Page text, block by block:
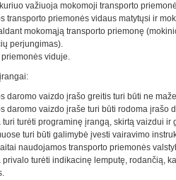
važiuoja mokomoji transporto
transporto priemonės vidaus matytųsi ir
mokomąją transporto priemonę
perjungimas).
viduje.
daromo vaizdo įrašo greitis turi būti ne
daromo vaizdo įraše turi būti rodoma įrašo
turėti programinę įrangą, skirtą vaizdui
turi būti galimybė įvesti vairavimo
naudojamos transporto priemonės
turėti indikacinę lemputę, rodančią,